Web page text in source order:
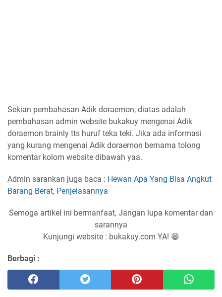
Sekian pembahasan Adik doraemon, diatas adalah
pembahasan admin website bukakuy mengenai Adik
doraemon brainly tts huruf teka teki. Jika ada informasi
yang kurang mengenai Adik doraemon bernama tolong
komentar kolom website dibawah yaa.
Admin sarankan juga baca : Hewan Apa Yang Bisa Angkut
Barang Berat, Penjelasannya
Semoga artikel ini bermanfaat, Jangan lupa komentar dan
sarannya
Kunjungi website : bukakuy.com YA! 😁
Berbagi :